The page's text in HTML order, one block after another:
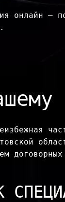
онлайн —